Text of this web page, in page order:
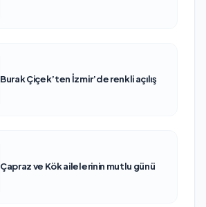
Burak Çiçek’ten İzmir’de renkli açılış
Çapraz ve Kök ailelerinin mutlu günü